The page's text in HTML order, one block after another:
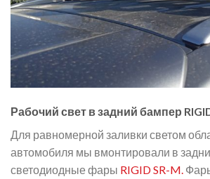
Рабочий свет в задний бампер
Для равномерной заливки светом
автомобиля мы вмонтировали в
светодиодные фары RIGID SR-M.